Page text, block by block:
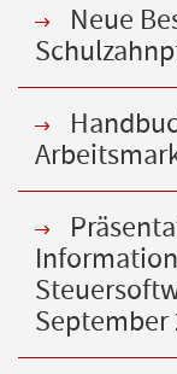
Neue
September